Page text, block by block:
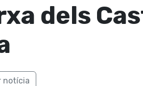
dels
notícia